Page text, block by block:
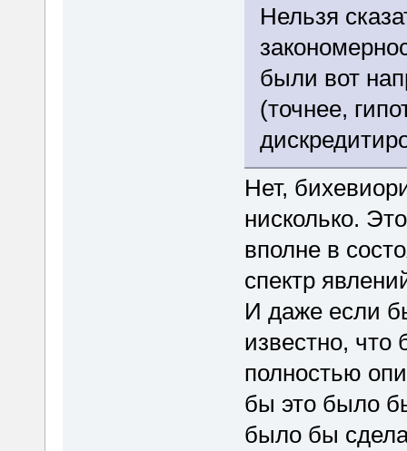
Нельзя
были вот
(точнее,
Нет,
нисколько.
вполне в
спектр
И даже если
известно, что
полностью
бы это было
было бы